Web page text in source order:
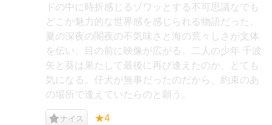
ドの中に時折感じるゾワッとする不可思議なでも
どこか魅力的な世界感を感じられる物語だった。
夏の深夜の闇夜の不気味さと海の荒々しさが文体
を伝い、目の前に映像が広がる。二人の少年 千波
矢と葵は果たして最後に再び逢えたのか、とても
気になる。仔犬が無事だったのだから、約束のあ
の場所で逢えていたらのと願う。
ナイス ★4